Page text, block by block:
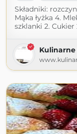
Składniki:
Mąka łyżka 4.
szklanki 2. Cukier